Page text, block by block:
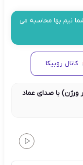
نیم بها محاسبه می
کانال روبیکا
ورژن) با صدای عماد